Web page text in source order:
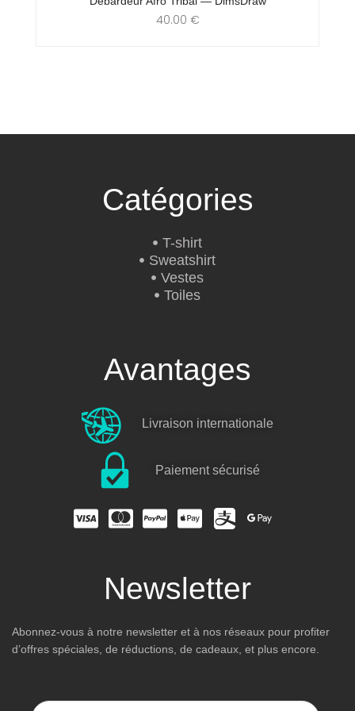
40.00 €
Catégories
T-shirt
Sweatshirt
Vestes
Toiles
Avantages
Livraison internationale
Paiement sécurisé
Newsletter
Abonnez-vous à notre newsletter et à nos réseaux pour profiter
d’offres spéciales, de réductions, de cadeaux, et plus encore.